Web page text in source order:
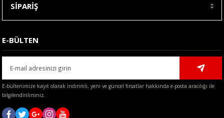
Gönder
SİPARİŞ
E-BÜLTEN
E-bültenimize kayıt olarak indirimli, yeni ve güncel fırsatlar hakkında e-posta aracılığı ile
bilgilendirilirsiniz.